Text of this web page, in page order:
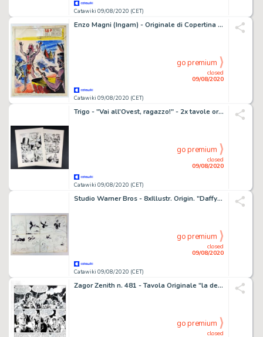
Catawiki 09/08/2020 (CET)
Enzo Magni (Ingam) - Originale di Copertina "Aquila Bianca: La Prova del Fuoco" - Firmata - Loose page - First edition - (1949)
Catawiki 09/08/2020 (CET)
closed
09/08/2020
go premium
Trigo - "Vai all'Ovest, ragazzo!" - 2x tavole originali - Loose page
Catawiki 09/08/2020 (CET)
closed
09/08/2020
go premium
Studio Warner Bros - 8xIllustr. Origin. "Daffy Duck" - Siglato - Loose page - First edition
Catawiki 09/08/2020 (CET)
closed
09/08/2020
go premium
Zagor Zenith n. 481 - Tavola Originale "la dea della luna" - Loose page - First edition - (2001)
closed
go premium